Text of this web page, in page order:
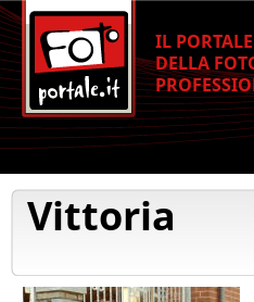
IL PORTALE
DELLA
Vittoria